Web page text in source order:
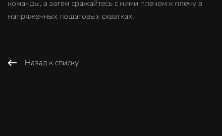
команды, а затем сражайтесь с ними плечом к плечу в
напряженных пошаговых схватках.
Назад к списку